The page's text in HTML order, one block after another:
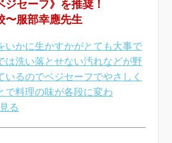
セーフ》を推奨！
〜服部幸應先生
いかに生かすかがとても大事で
は洗い落とせない汚れなどが野
いるのでベジセーフでやさしく
で料理の味が各段に変わ
る